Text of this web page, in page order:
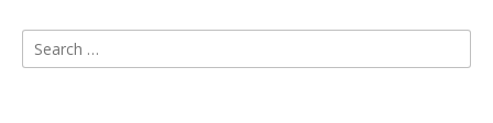
Search
for: